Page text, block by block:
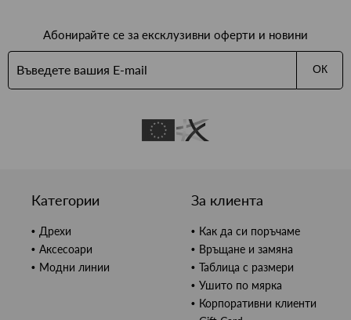
Абонирайте се за ексклузивни оферти и новини
ОК
Категории
Дрехи
Аксесоари
Модни линии
За клиента
Как да си поръчаме
Връщане и замяна
Таблица с размери
Ушито по мярка
Корпоративни клиенти